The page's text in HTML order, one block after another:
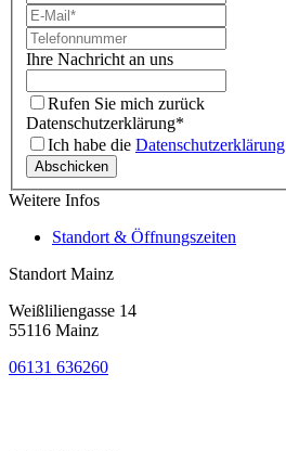
Ihre Nachricht an uns
Rufen Sie mich zurück
Datenschutzerklärung*
Ich habe die Datenschutzerklärung
Abschicken
Weitere Infos
Standort & Öffnungszeiten
Standort Mainz
Weißliliengasse 14
55116 Mainz
06131 636260